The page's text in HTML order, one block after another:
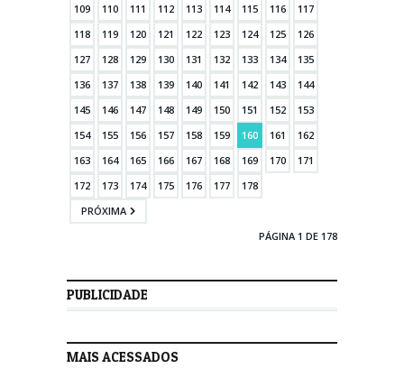
109
110 111 112 113 114 115 116
117
118
119 120 121 122 123 124 125
126
127
128 129 130 131 132 133 134
135
136
137 138 139 140 141 142 143
144
145
146 147 148 149 150 151 152
153
154
155 156 157 158 159 160 161
162
163
164 165 166 167 168 169 170
171
172
173 174 175 176 177
178
PRÓXIMA
PÁGINA 1 DE 178
PUBLICIDADE
MAIS ACESSADOS